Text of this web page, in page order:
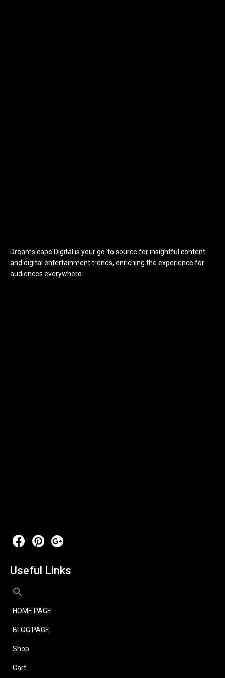
Dreams cape Digital is your go-to source for insightful content
and digital entertainment trends, enriching the experience for
audiences everywhere.
Useful Links
HOME PAGE
BLOG PAGE
Shop
Cart